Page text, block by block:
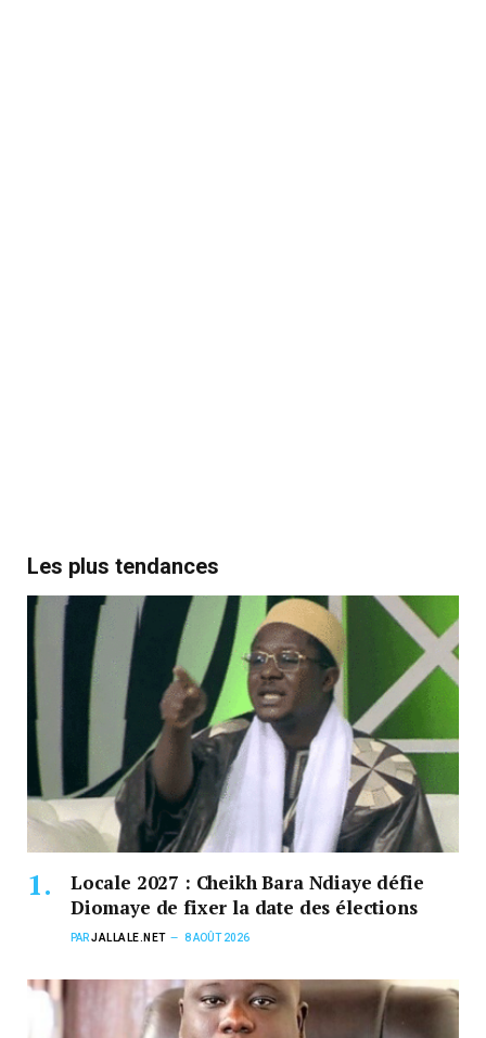
Les plus tendances
Locale 2027 : Cheikh Bara Ndiaye défie
Diomaye de fixer la date des élections
PARJALLALE.NET 8 AOÛT 2026